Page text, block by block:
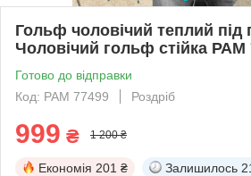
Гольф чоловічий теплий під
Чоловічий гольф стійка РАМ
Готово до відправки
Код: РАМ 77499
Роздріб
999 ₴ 1 200 ₴
Економія 201 ₴ Залишилось